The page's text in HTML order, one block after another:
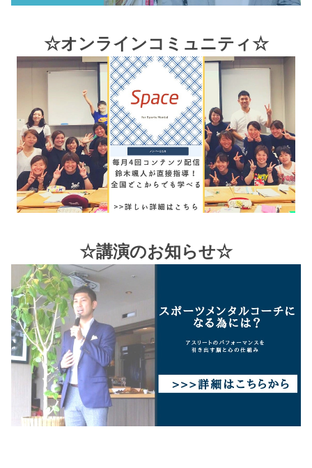
☆オンラインコミュニティ☆
☆講演のお知らせ☆